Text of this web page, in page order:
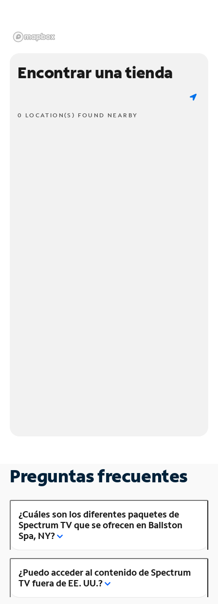
Encontrar una tienda
0 LOCATION(S) FOUND NEARBY
Preguntas frecuentes
¿Cuáles son los diferentes paquetes de
Spectrum TV que se ofrecen en Ballston
Spa, NY?
¿Puedo acceder al contenido de Spectrum
TV fuera de EE. UU.?